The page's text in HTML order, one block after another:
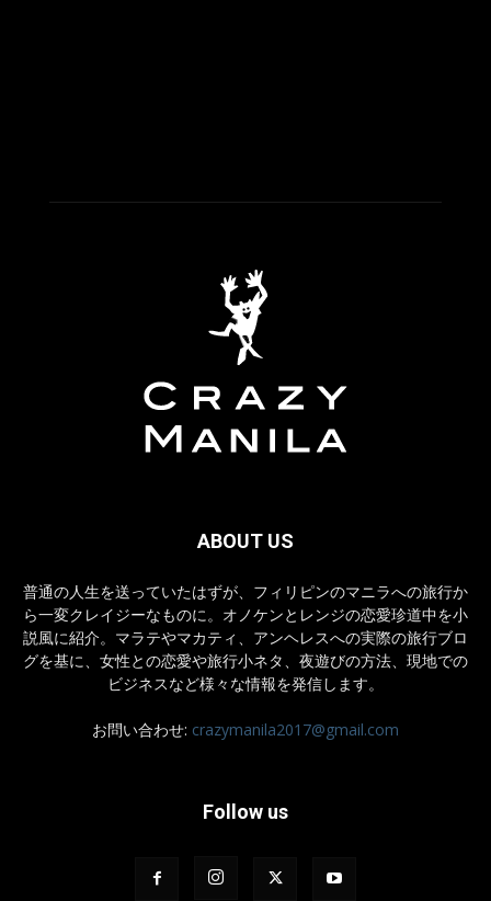
ABOUT US
普通の人生を送っていたはずが、フィリピンのマニラへの旅行か
ら一変クレイジーなものに。オノケンとレンジの恋愛珍道中を小
説風に紹介。マラテやマカティ、アンヘレスへの実際の旅行ブロ
グを基に、女性との恋愛や旅行小ネタ、夜遊びの方法、現地での
ビジネスなど様々な情報を発信します。
お問い合わせ: crazymanila2017@gmail.com
Follow us